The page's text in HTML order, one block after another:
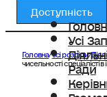
Усі
Ради
Доступність
Головна/Усі розділи/
чисельності